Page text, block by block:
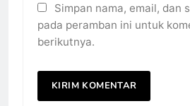
Simpan nama, email, dan
pada peramban ini untuk
berikutnya.